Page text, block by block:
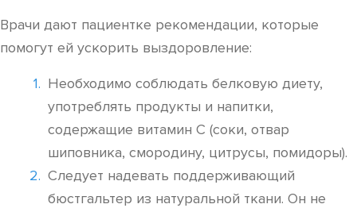
Врачи дают пациентке рекомендации, которые
помогут ей ускорить выздоровление:
Необходимо соблюдать белковую диету,
употреблять продукты и напитки,
содержащие витамин С (соки, отвар
шиповника, смородину, цитрусы, помидоры).
Следует надевать поддерживающий
бюстгальтер из натуральной ткани. Он не